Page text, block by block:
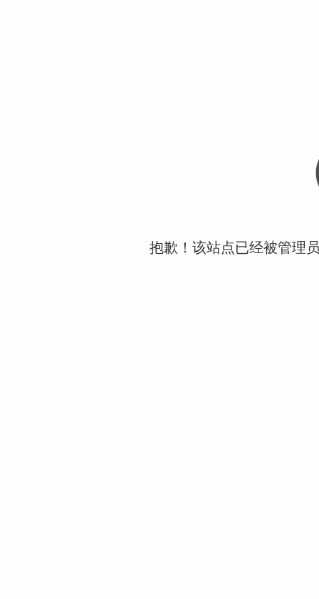
抱歉！该站点已经被管理